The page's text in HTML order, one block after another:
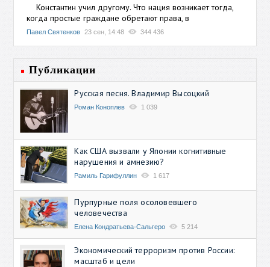
Константин учил другому. Что нация возникает тогда,
когда простые граждане обретают права, в
Павел Святенков 23 сен, 14:48 344 436
Публикации
Русская песня. Владимир Высоцкий
Роман Коноплев 1 039
Как США вызвали у Японии когнитивные
нарушения и амнезию?
Рамиль Гарифуллин 1 617
Пурпурные поля осоловевшего
человечества
Елена Кондратьева-Сальгеро 5 214
Экономический терроризм против России:
масштаб и цели